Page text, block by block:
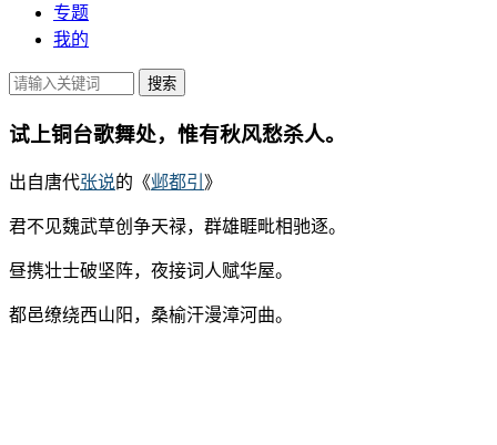
专题
我的
试上铜台歌舞处，惟有秋风愁杀人。
出自唐代张说的《邺都引 》
君不见魏武草创争天禄，群雄睚毗相驰逐。
昼携壮士破坚阵，夜接词人赋华屋。
都邑缭绕西山阳，桑榆汗漫漳河曲。